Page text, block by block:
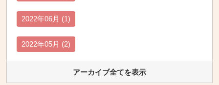
2022年06月 (1)
2022年05月 (2)
アーカイブ全てを表示